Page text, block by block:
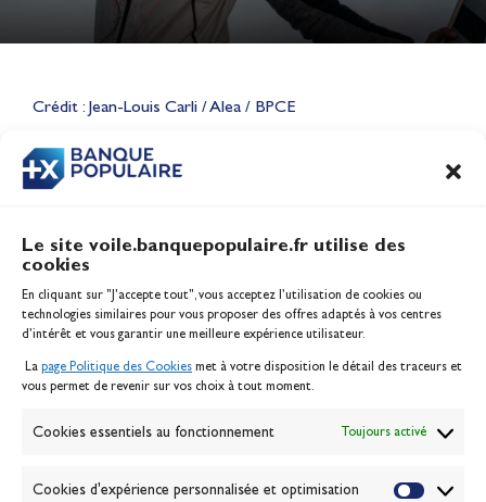
Le site voile.banquepopulaire.fr utilise des
cookies
En cliquant sur "J'accepte tout", vous acceptez l’utilisation de cookies ou
technologies similaires pour vous proposer des offres adaptés à vos centres
d’intérêt et vous garantir une meilleure expérience utilisateur.
La page Politique des Cookies met à votre disposition le détail des traceurs et
vous permet de revenir sur vos choix à tout moment.
Cookies essentiels au fonctionnement Toujours activé
Cookies d'expérience personnalisée et optimisation
Crédit : Jean-Louis Carli / Alea / BPCE
CONTENU
Lauriane Nolot en or à Long
Jeux Olympiques 2028
Inscription serveur média
Contact
Politique des cookies
Banque de la voile
Passion Voile TV